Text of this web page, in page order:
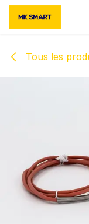
Se rendre au
Tous les